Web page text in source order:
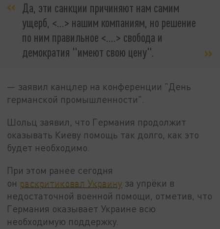
Да, эти санкции причиняют нам самим
ущерб, <...> нашим компаниям, но решение
по ним правильное <....> свобода и
демократия "имеют свою цену".
— заявил канцлер на конференции "День
германской промышленности".
Шольц заявил, что Германия продолжит
оказывать Киеву помощь так долго, как это
будет необходимо.
При этом ранее сегодня
он раскритиковал Украину за упрёки в
недостаточной военной помощи, отметив, что
Германия оказывает Украине всю
необходимую поддержку.